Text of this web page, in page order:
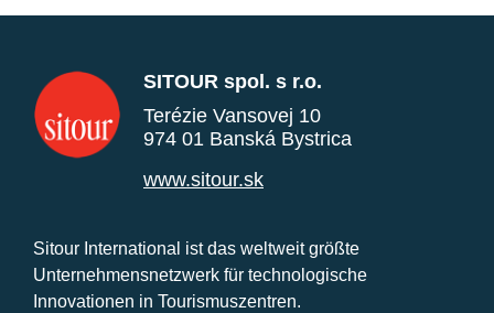
SITOUR spol. s r.o.
Terézie Vansovej 10
974 01 Banská Bystrica
www.sitour.sk
Sitour International ist das weltweit größte
Unternehmensnetzwerk für technologische
Innovationen in Tourismuszentren.